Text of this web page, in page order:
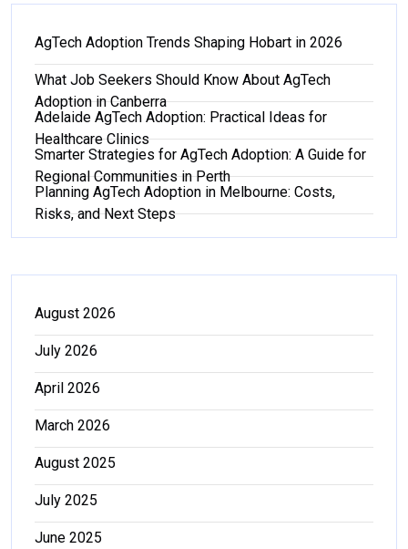
AgTech Adoption Trends Shaping Hobart in 2026
What Job Seekers Should Know About AgTech
Adoption in Canberra
Adelaide AgTech Adoption: Practical Ideas for
Healthcare Clinics
Smarter Strategies for AgTech Adoption: A Guide for
Regional Communities in Perth
Planning AgTech Adoption in Melbourne: Costs,
Risks, and Next Steps
August 2026
July 2026
April 2026
March 2026
August 2025
July 2025
June 2025